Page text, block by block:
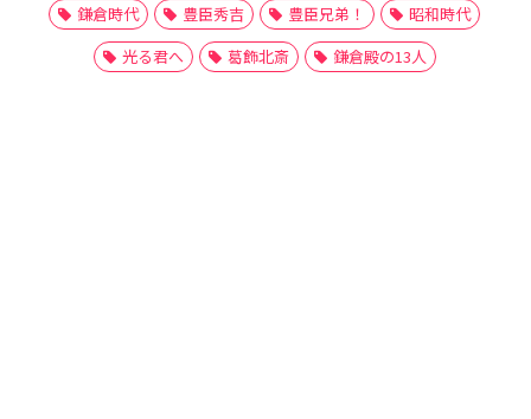
鎌倉時代
豊臣秀吉 豊臣兄弟！
昭和時代
光る君へ
葛飾北斎 鎌倉殿の13人